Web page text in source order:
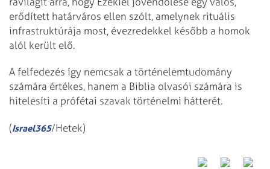
erődített határváros ellen szólt, amelynek rituális
infrastruktúrája most, évezredekkel később a homok
alól került elő.
A felfedezés így nemcsak a történelemtudomány
számára értékes, hanem a Biblia olvasói számára is
hitelesíti a prófétai szavak történelmi hátterét.
(Israel365/Hetek)